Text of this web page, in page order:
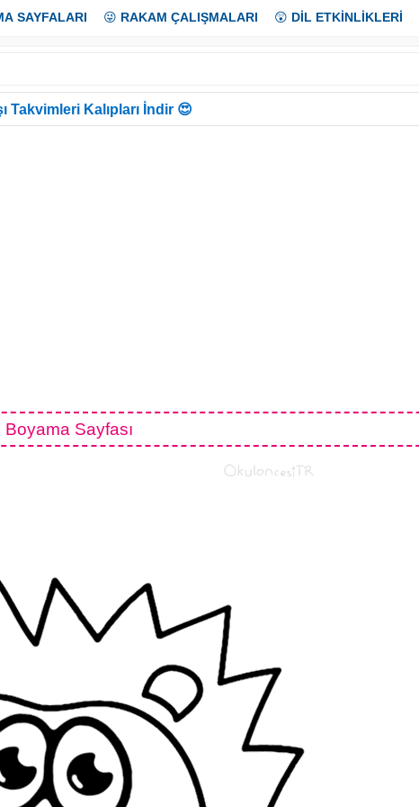
SAYFALARI 😜 RAKAM ÇALIŞMALARI 😲 DİL ETKİNLİKLERİ
Takvimleri Kalıpları İndir 😍
Boyama Sayfası